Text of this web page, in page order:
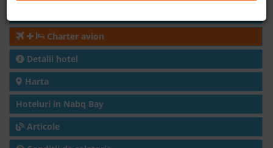
Charter avion
Detalii hotel
Harta
Hoteluri in Nabq Bay
Articole
+40 376 444 888
LEI EURO